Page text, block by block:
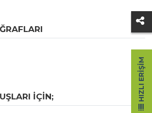
IÇIN; HIZLI ERIŞIM